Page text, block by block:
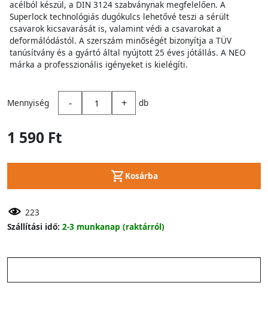
acélból készül, a DIN 3124 szabványnak megfelelően. A
Superlock technológiás dugókulcs lehetővé teszi a sérült
csavarok kicsavarását is, valamint védi a csavarokat a
deformálódástól. A szerszám minőségét bizonyítja a TÜV
tanúsítvány és a gyártó által nyújtott 25 éves jótállás. A NEO
márka a professzionális igényeket is kielégíti.
Mennyiség - + db
1 590 Ft
Kosárba
223
Szállítási idő: 2-3 munkanap (raktárról)